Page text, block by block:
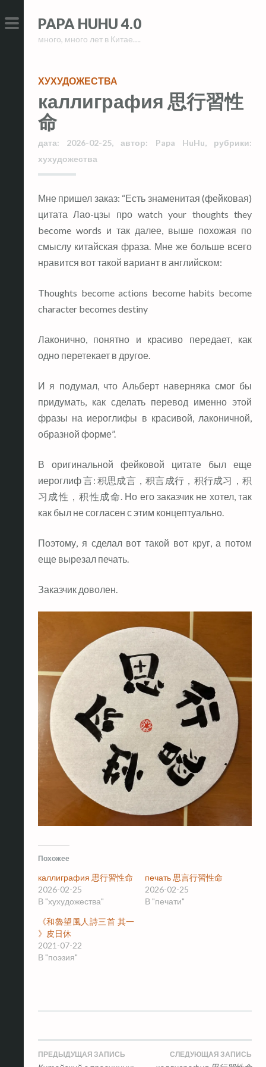
to
PRIMARY
to
PAPA HUHU 4.0
много, много лет в Китае….
ХУХУДОЖЕСТВА
каллиграфия 思行習性
命
дата: 2026-02-25, автор: Papa HuHu,рубрики:
хухудожества
Мне пришел заказ: “Есть знаменитая (фейковая)
цитата Лао-цзы про watch your thoughts they
become words и так далее, выше похожая по
смыслу китайская фраза. Мне же больше всего
нравится вот такой вариант в английском:
Thoughts become actions become habits become
character becomes destiny
Лаконично, понятно и красиво передает, как
одно перетекает в другое.
И я подумал, что Альберт наверняка смог бы
придумать, как сделать перевод именно этой
фразы на иероглифы в красивой, лаконичной,
образной форме”.
В оригинальной фейковой цитате был еще
иероглиф 言: 积思成言，积言成行，积行成习，积
习成性，积性成命. Но его заказчик не хотел, так
как был не согласен с этим концептуально.
Поэтому, я сделал вот такой вот круг, а потом
еще вырезал печать.
Заказчик доволен.
Похожее
каллиграфия 思行習性命
2026-02-25
В "хухудожества"
печать 思言行習性命
2026-02-25
В "печати"
《和魯望風人詩三首 其一
》皮日休
2021-07-22
В "поэзия"
Навигация
ПРЕДЫДУЩАЯ ЗАПИСЬ СЛЕДУЮЩАЯ ЗАПИСЬ